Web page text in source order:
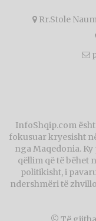
Rr.Stole
InfoShqip.com
fokusuar kryesisht
nga Maqedonia. Ky
qëllim që të bëhet
politikisht, i
ndershmëri të